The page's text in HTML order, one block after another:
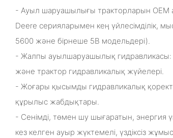
- Ауыл шаруашылығы тракторларын OEM
Deere серияларымен кең үйлесімділік,
5600 және бірнеше 5B модельдері).
- Жалпы ауылшаруашылық гидравликасы:
және трактор гидравликалық жүйелері.
- Жоғары қысымды гидравликалық
құрылыс жабдықтары.
- Сенімді, төмен шу шығаратын, энергия
кез келген ауыр жүктемелі, үздіксіз